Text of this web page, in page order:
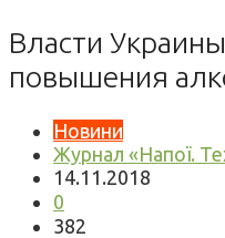
Власти
повышения
Новини
Журнал «Напої.
14.11.2018
0
382